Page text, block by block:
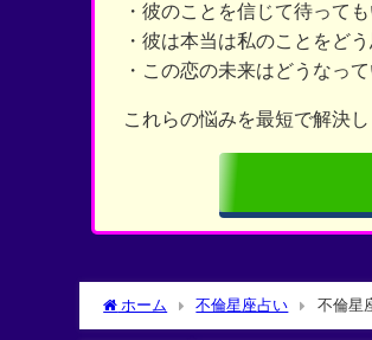
・彼のことを信じて待って
・彼は本当は私のことをど
・この恋の未来はどうなっ
これらの悩みを最短で解決し
ホーム 不倫星座占い 不倫星